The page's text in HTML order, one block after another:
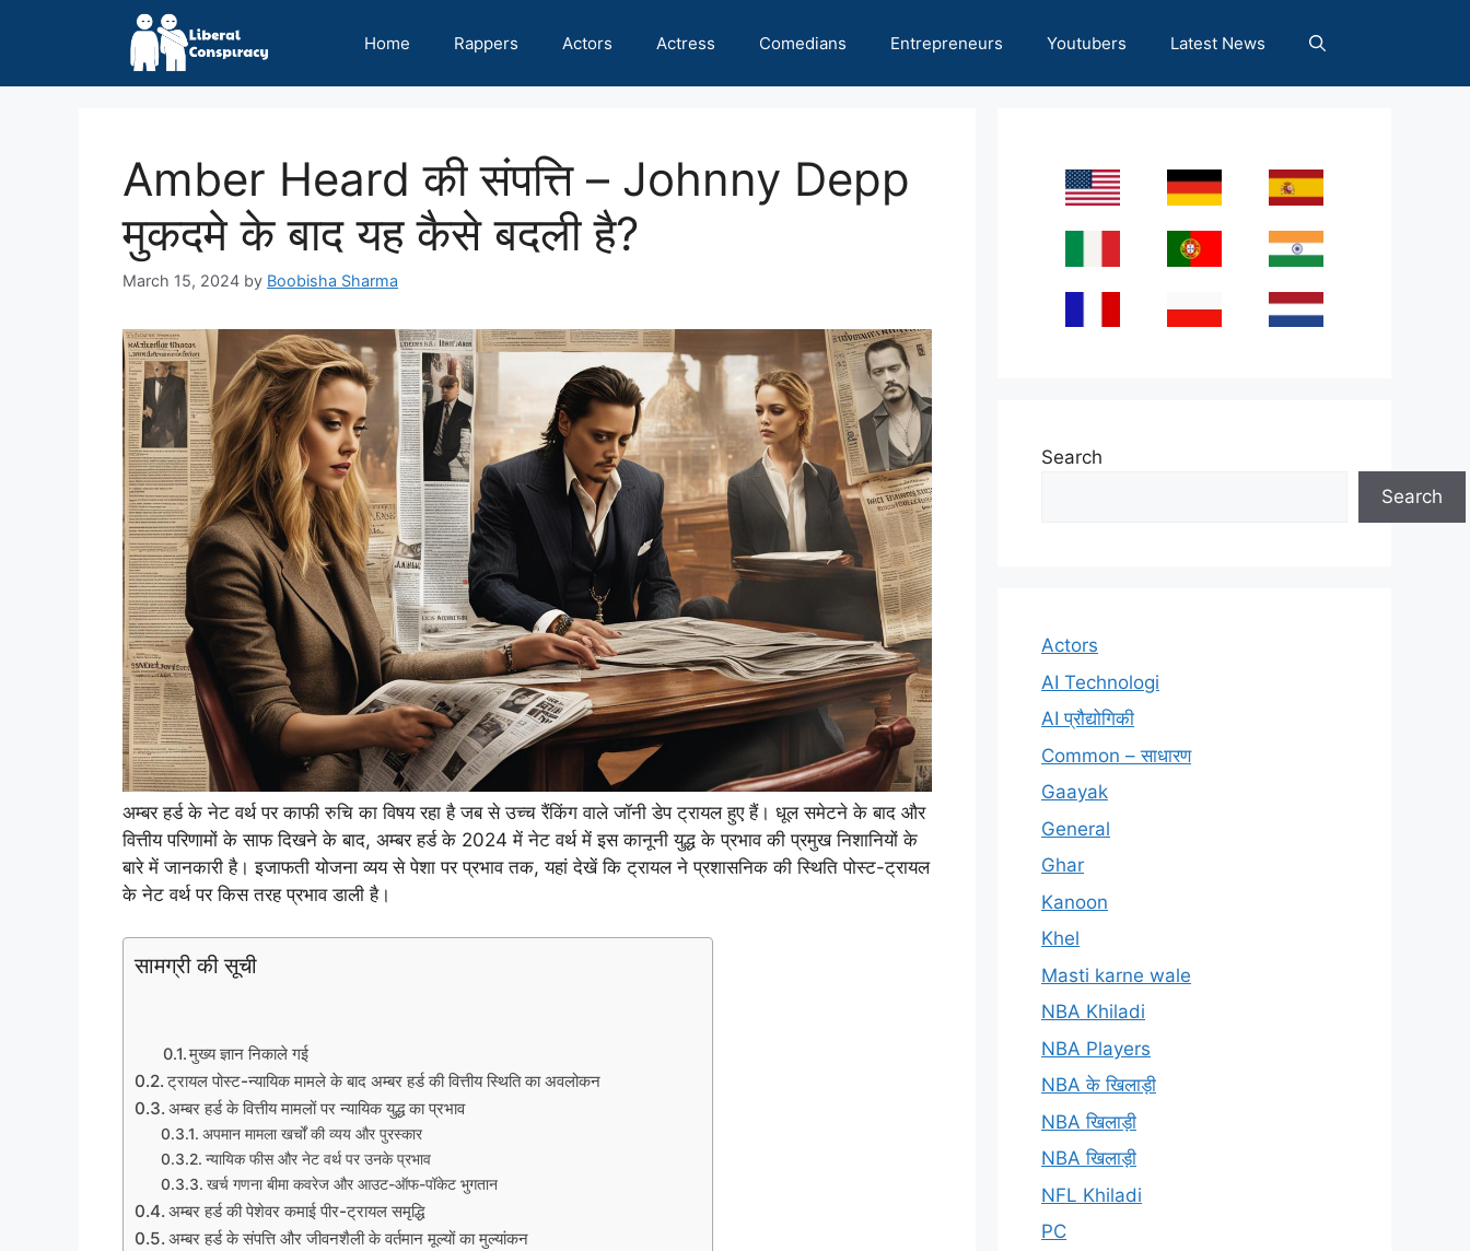
Home Rappers Actors Actress Comedians Entrepreneurs Youtubers Latest News
Amber Heard की संपत्ति – Johnny Depp
मुकदमे के बाद यह कैसे बदली है?
March 15, 2024 by Boobisha Sharma
अम्बर हर्ड के नेट वर्थ पर काफी रुचि का विषय रहा है जब से उच्च रैंकिंग वाले जॉनी डेप ट्रायल हुए हैं। धूल समेटने के बाद और
वित्तीय परिणामों के साफ दिखने के बाद, अम्बर हर्ड के 2024 में नेट वर्थ में इस कानूनी युद्ध के प्रभाव की प्रमुख निशानियों के
बारे में जानकारी है। इजाफती योजना व्यय से पेशा पर प्रभाव तक, यहां देखें कि ट्रायल ने प्रशासनिक की स्थिति पोस्ट-ट्रायल
के नेट वर्थ पर किस तरह प्रभाव डाली है।
सामग्री की सूची
मुख्य ज्ञान निकाले गई
ट्रायल पोस्ट-न्यायिक मामले के बाद अम्बर हर्ड की वित्तीय स्थिति का अवलोकन
अम्बर हर्ड के वित्तीय मामलों पर न्यायिक युद्ध का प्रभाव
अपमान मामला खर्चों की व्यय और पुरस्कार
न्यायिक फीस और नेट वर्थ पर उनके प्रभाव
खर्च गणना बीमा कवरेज और आउट-ऑफ-पॉकेट भुगतान
अम्बर हर्ड की पेशेवर कमाई पीर-ट्रायल समृद्धि
अम्बर हर्ड के संपत्ति और जीवनशैली के वर्तमान मूल्यों का मुल्यांकन
Search
Search
Actors
AI Technologi
AI प्रौद्योगिकी
Common – साधारण
Gaayak
General
Ghar
Kanoon
Khel
Masti karne wale
NBA Khiladi
NBA Players
NBA के खिलाड़ी
NBA खिलाड़ी
NBA खिलाड़ी
NFL Khiladi
PC